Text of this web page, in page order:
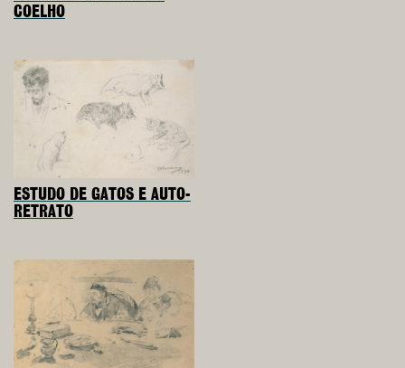
COELHO
ESTUDO DE GATOS E AUTO-
RETRATO